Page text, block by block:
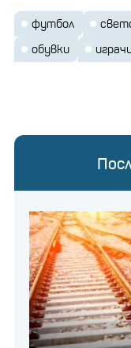
футбол
обувки